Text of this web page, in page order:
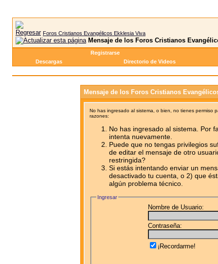
Foros Cristianos Evangélicos Ekklesia Viva
Mensaje de los Foros Cristianos
Registrarse
Descargas
Directorio de Videos
Mensaje de los Foros Cristianos
No has ingresado al sistema, o bien, no tienes permiso
razones:
No has ingresado al sistema. Por
intenta nuevamente.
Puede que no tengas privilegios
de editar el mensaje de otro
restringida?
Si estás intentando enviar un
desactivado tu cuenta, o 2) que
algún problema técnico.
Ingresar
Nombre de Usuario:
Contraseña:
¡Recordarme!